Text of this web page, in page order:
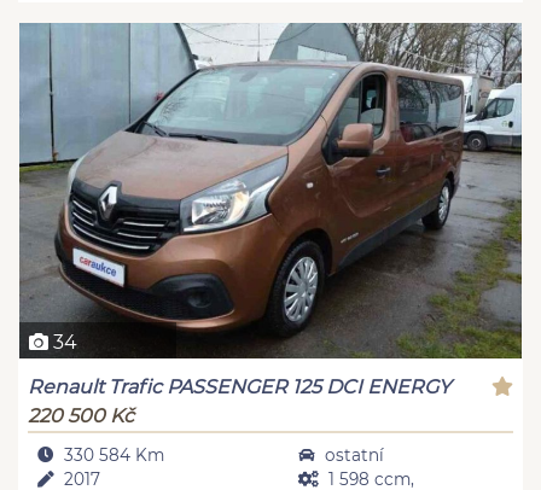
34
Renault Trafic PASSENGER 125 DCI ENERGY
220 500 Kč
330 584 Km
2017
ostatní
1 598 ccm,